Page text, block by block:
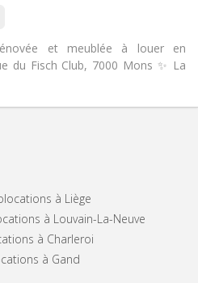
et meublée à louer en
du Fisch Club, 7000 Mons ✨ La
à Liège
à Louvain-La-Neuve
à Charleroi
à Gand